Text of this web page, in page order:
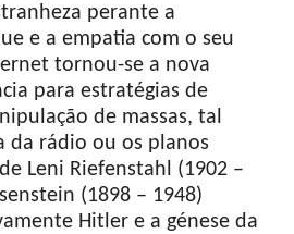
perante a
e a empatia com o seu
tornou-se a nova
para estratégias de
de massas, tal
da rádio ou os planos
Leni Riefenstahl (1902 –
(1898 – 1948)
Hitler e a génese da